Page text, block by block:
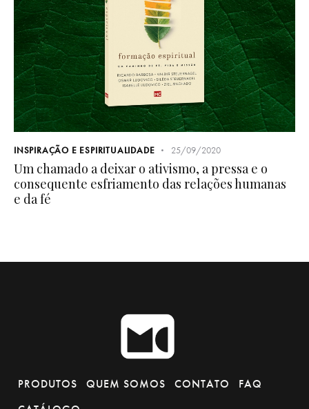
INSPIRAÇÃO E ESPIRITUALIDADE 25/09/2020
Um chamado a deixar o ativismo, a pressa e o
consequente esfriamento das relações humanas
e da fé
PRODUTOS QUEM SOMOS CONTATO
FAQ